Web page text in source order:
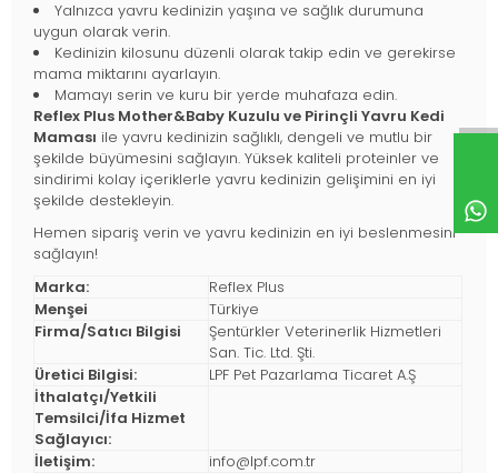
Yalnızca yavru kedinizin yaşına ve sağlık durumuna
uygun olarak verin.
Kedinizin kilosunu düzenli olarak takip edin ve gerekirse
mama miktarını ayarlayın.
Mamayı serin ve kuru bir yerde muhafaza edin.
Reflex Plus Mother&Baby Kuzulu ve Pirinçli Yavru Kedi
Maması ile yavru kedinizin sağlıklı, dengeli ve mutlu bir
şekilde büyümesini sağlayın. Yüksek kaliteli proteinler ve
sindirimi kolay içeriklerle yavru kedinizin gelişimini en iyi
şekilde destekleyin.
Hemen sipariş verin ve yavru kedinizin en iyi beslenmesini
sağlayın!
Marka:
Reflex Plus
Menşei
Türkiye
Firma/Satıcı Bilgisi
Şentürkler Veterinerlik Hizmetleri
San. Tic. Ltd. Şti.
Üretici Bilgisi:
LPF Pet Pazarlama Ticaret A.Ş
İthalatçı/Yetkili
Temsilci/İfa Hizmet
Sağlayıcı:
İletişim:
info@lpf.com.tr